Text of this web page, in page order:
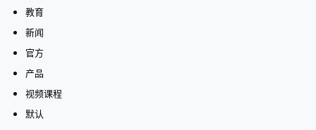
教育
新闻
官方
产品
视频课程
默认